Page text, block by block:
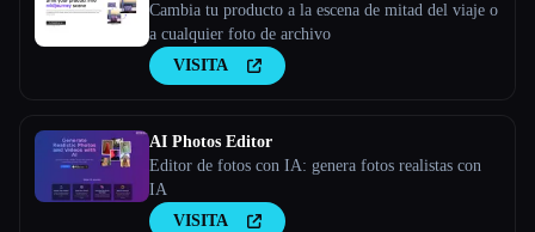
Cambia tu producto a la escena de mitad del viaje o
a cualquier foto de archivo
VISITA
AI Photos Editor
Editor de fotos con IA: genera fotos realistas con
IA
VISITA